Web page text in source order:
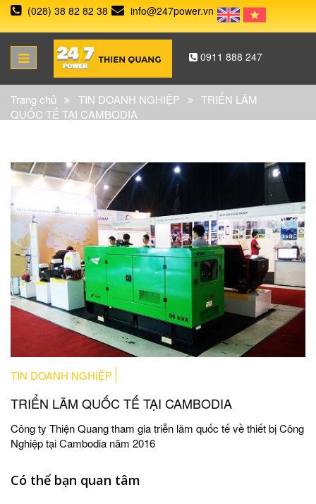
(028) 38 82 82 38 info@247power.vn
0911 888 247
Trang chủ TIN DOANH NGHIỆP
TRIỂN LÃM
QUỐC TẾ TẠI CAMBODIA
TIN DOANH NGHIỆP
TRIỂN LÃM QUỐC TẾ TẠI CAMBODIA
Công ty Thiện Quang tham gia triễn lãm quốc tế về thiết bị Công
Nghiệp tại Cambodia năm 2016
Có thể bạn quan tâm